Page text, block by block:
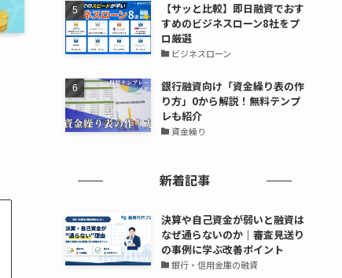
【サッと比較】即日融資でおす
すめのビジネスローン8社をプ
ロ厳選
ビジネスローン
銀行融資向け「資金繰り表の作
り方」0から解説！無料テンプ
レも紹介
資金繰り
新着記事
決算や自己資金が弱いと融資は
なぜ通らないのか｜審査見送り
の事例に学ぶ改善ポイント
銀行・信用金庫の融資